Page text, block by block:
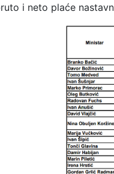
i neto plaće